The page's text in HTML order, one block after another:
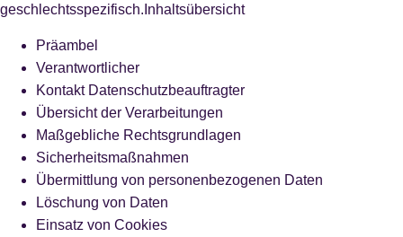
geschlechtsspezifisch.Inhaltsübersicht
Präambel
Verantwortlicher
Kontakt Datenschutzbeauftragter
Übersicht der Verarbeitungen
Maßgebliche Rechtsgrundlagen
Sicherheitsmaßnahmen
Übermittlung von personenbezogenen Daten
Löschung von Daten
Einsatz von Cookies